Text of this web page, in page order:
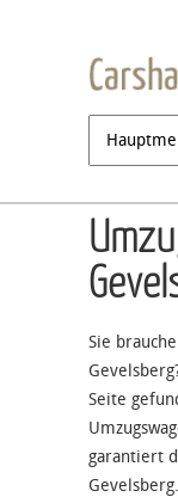
Sie
Seite
garantiert